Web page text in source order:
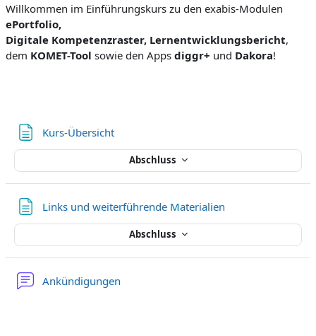
Willkommen im Einführungskurs zu den exabis-Modulen
ePortfolio,
Digitale Kompetenzraster, Lernentwicklungsbericht,
dem KOMET-Tool sowie den Apps diggr+ und Dakora!
Kurs-ÜbersichtTextseite
Abschluss
Links und weiterführende Materialien
Abschluss
Ankündigungen